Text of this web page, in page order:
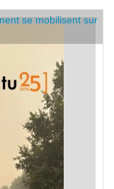
se mobilisent sur